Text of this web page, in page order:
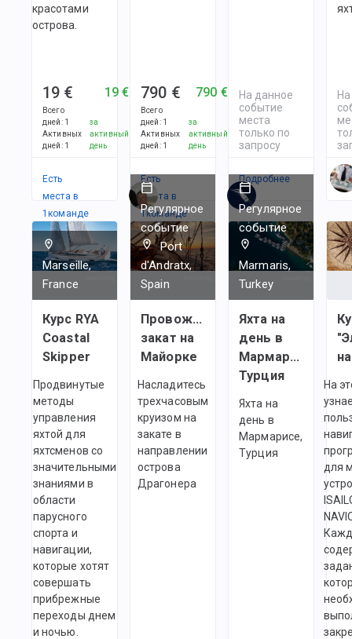
красотами
острова.
19 €
Всего
дней: 1
Активных
дней: 1
19 €
за
активный
день
Есть
места в
1командe
790 €
Всего
дней: 1
Активных
дней: 1
790 €
за
активный
день
Есть
места в
1командe
На данное
событие
места
только по
запросу
Подробнее
Marseille,
France
Курс RYA
Coastal
Skipper
Продвинутые
методы
управления
яхтой для
яхтсменов со
значительными
знаниями в
области
парусного
спорта и
навигации,
которые хотят
совершать
прибрежные
переходы днем
и ночью.
Регулярное
событие
Port
d'Andratx,
Spain
Провожаем
закат на
Майорке
Насладитесь
трехчасовым
круизом на
закате в
направлении
острова
Драгонера
Регулярное
событие
Marmaris,
Turkey
Яхта на
день в
Мармарисе,
Турция
Яхта на
день в
Мармарисе,
Турция
На
для